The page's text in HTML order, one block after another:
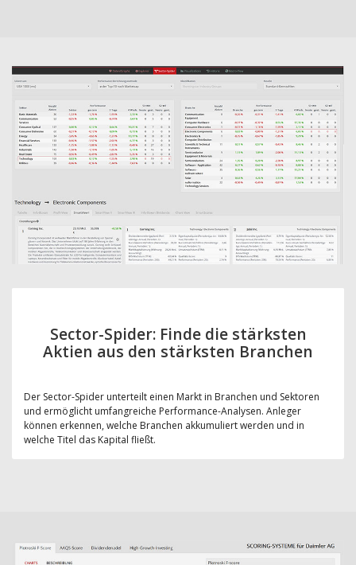
Sector-Spider: Finde die stärksten
Aktien aus den stärksten Branchen
Der Sector-Spider unterteilt einen Markt in Branchen und Sektoren
und ermöglicht umfangreiche Performance-Analysen. Anleger
können erkennen, welche Branchen akkumuliert werden und in
welche Titel das Kapital fließt.